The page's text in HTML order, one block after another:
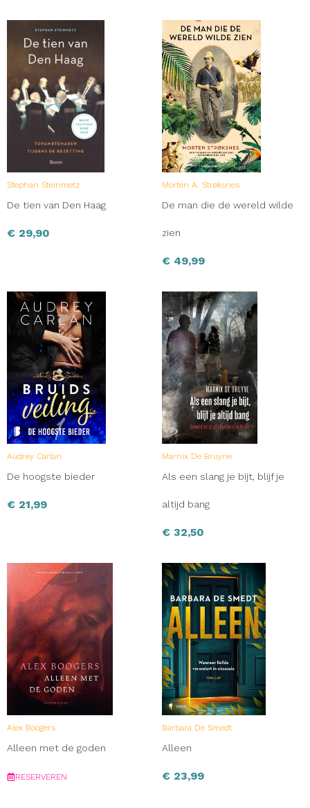
Stephan Steinmetz
De tien van Den Haag
€ 29,90
Morten A. Strøksnes
De man die de wereld wilde
zien
€ 49,99
Audrey Carlan
De hoogste bieder
€ 21,99
Marnix De Bruyne
Als een slang je bijt, blijf je
altijd bang
€ 32,50
Alex Boogers
Alleen met de goden
RESERVEREN
Barbara De Smedt
Alleen
€ 23,99